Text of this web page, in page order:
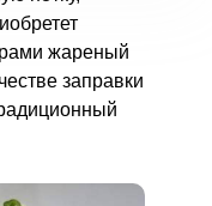
жареный
заправки